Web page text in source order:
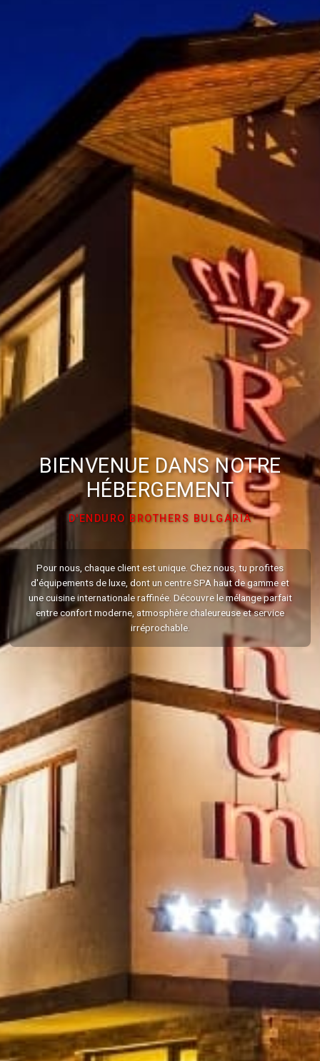
BIENVENUE DANS NOTRE
HÉBERGEMENT
D'ENDURO BROTHERS BULGARIA
Pour nous, chaque client est unique. Chez nous, tu profites
d'équipements de luxe, dont un centre SPA haut de gamme et
une cuisine internationale raffinée. Découvre le mélange parfait
entre confort moderne, atmosphère chaleureuse et service
irréprochable.